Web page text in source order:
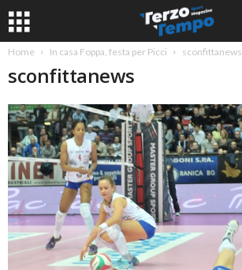
Home In casa Foppa, festa per Picci sconfittanews
sconfittanews